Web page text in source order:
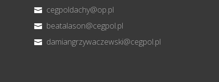
 cegpoldachy@op.pl
 beatalason@cegpol.pl
 damiangrzywaczewski@cegpol.pl